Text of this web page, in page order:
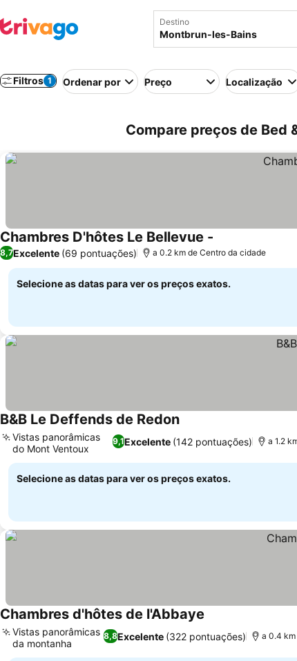
Destino
Filtros 1 Ordenar por Preço Localização
Compare preços de Bed
Chambres D'hôtes Le Bellevue -
8,7Excelente (69 pontuações) a 0.2 km de Centro da cidade
Selecione as datas para ver os preços exatos.
B&B Le Deffends de Redon
9,1Excelente (142 pontuações)
Vistas panorâmicas
do Mont Ventoux
a 1.2
Selecione as datas para ver os preços exatos.
Chambres d'hôtes de l'Abbaye
8,8Excelente (322 pontuações)
Vistas panorâmicas
da montanha
a 0.4